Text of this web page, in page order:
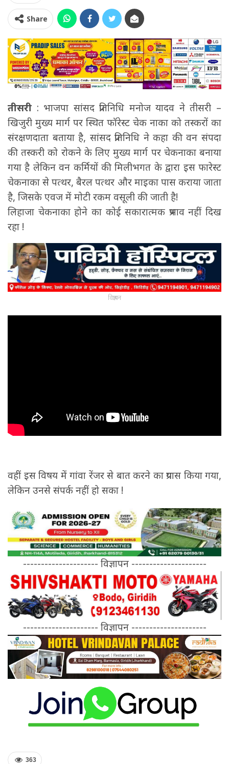
Share
तीसरी : भाजपा सांसद प्रतिनिधि मनोज यादव ने तीसरी –
खिजुरी मुख्य मार्ग पर स्थित फॉरेस्ट चेक नाका को तस्करों का
संरक्षणदाता बताया है, सांसद प्रतिनिधि ने कहा की वन संपदा
की तस्करी को रोकने के लिए मुख्य मार्ग पर चेकनाका बनाया
गया है लेकिन वन कर्मियों की मिलीभगत के द्वारा इस फारेस्ट
चेकनाका से पत्थर, बैरल पत्थर और माइका पास कराया जाता
है, जिसके एवज में मोटी रकम वसूली की जाती है!
लिहाजा चेकनाका होने का कोई सकारात्मक प्रभाव नहीं दिख
रहा !
विज्ञापन
वहीं इस विषय में गांवा रेंजर से बात करने का प्रयास किया गया,
लेकिन उनसे संपर्क नहीं हो सका !
--------------------- विज्ञापन ---------------------
--------------------- विज्ञापन ---------------------
363